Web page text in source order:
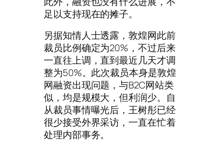
足以支持现在的摊子。
另据知情人士透露，敦煌网此前
裁员比例确定为20%，不过后来
一直往上调，直到最近几天才调
整为50%。此次裁员本身是敦煌
网融资出现问题，与B2C网站类
似，均是规模大，但利润少。自
从裁员事情曝光后，王树彤已经
很少接受外界采访，一直在忙着
处理内部事务。